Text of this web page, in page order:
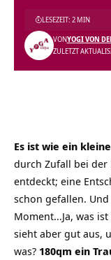
ZULETZT
VONYOGI VON
LESEZEIT: 2 MIN
Es ist wie ein
durch Zufall bei der
entdeckt; eine
schon gefallen.
Moment…Ja, was
sieht aber gut aus,
was? 180qm ein